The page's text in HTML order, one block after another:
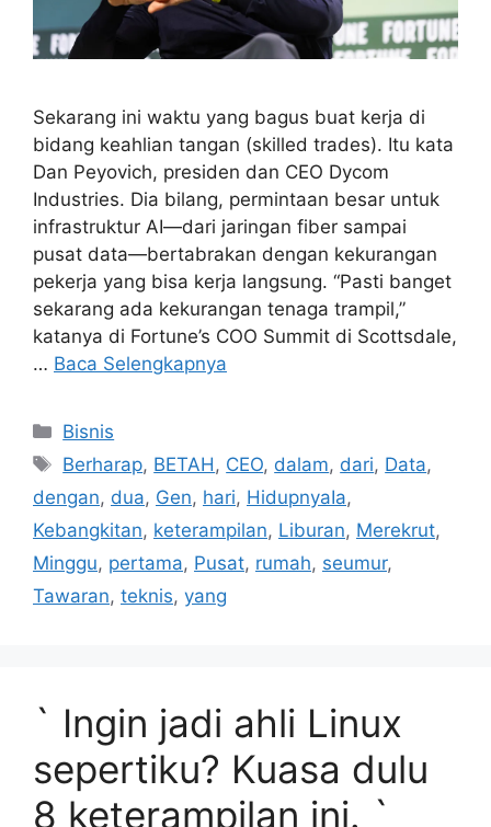
Sekarang ini waktu yang bagus buat kerja di
bidang keahlian tangan (skilled trades). Itu kata
Dan Peyovich, presiden dan CEO Dycom
Industries. Dia bilang, permintaan besar untuk
infrastruktur AI—dari jaringan fiber sampai
pusat data—bertabrakan dengan kekurangan
pekerja yang bisa kerja langsung. “Pasti banget
sekarang ada kekurangan tenaga trampil,”
katanya di Fortune’s COO Summit di Scottsdale,
… Baca Selengkapnya
Kategori
Bisnis
Tag
Berharap, BETAH, CEO, dalam, dari, Data,
dengan, dua, Gen, hari, HidupnyaIa,
Kebangkitan, keterampilan, Liburan, Merekrut,
Minggu, pertama, Pusat, rumah, seumur,
Tawaran, teknis, yang
` Ingin jadi ahli Linux
sepertiku? Kuasa dulu
8 keterampilan ini. `